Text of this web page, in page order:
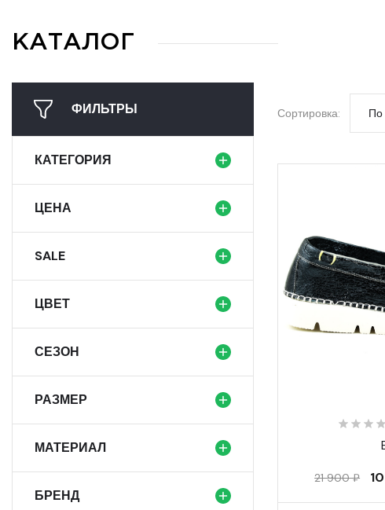
КАТАЛОГ
ФИЛЬТРЫ
КАТЕГОРИЯ
ЦЕНА
SALE
ЦВЕТ
СЕЗОН
РАЗМЕР
МАТЕРИАЛ
БРЕНД
Сортировка: По
21 900 ₽